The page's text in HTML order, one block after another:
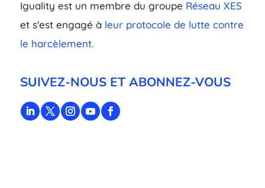
Iguality est un membre du groupe Réseau XES
et s'est engagé à leur protocole de lutte contre
le harcèlement.
SUIVEZ-NOUS ET ABONNEZ-VOUS